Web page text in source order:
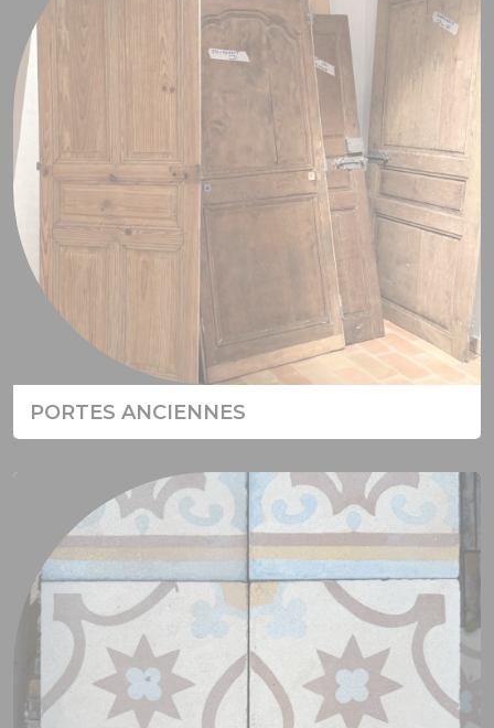
PORTES ANCIENNES